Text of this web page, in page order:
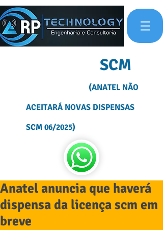
SCM
(ANATEL NÃO
ACEITARÁ NOVAS DISPENSAS
SCM 06/2025)
Anatel anuncia que haverá
dispensa da licença scm em
breve